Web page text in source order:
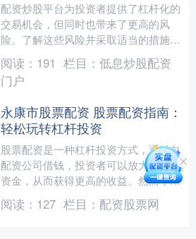
配资炒股平台为投资者提供了杠杆化的
交易机会，但同时也带来了更高的风
险。了解这些风险并采取适当的措施至
关重要。 配资炒股是指通过向配资公
司借钱来炒股。配资公司会根....
阅读： 191 栏目： 低息炒股配资
门户
永康市股票配资 股票配资指南：
轻松玩转杠杆投资
股票配资是一种杠杆投资方式，通过向
配资公司借钱，投资者可以放大自己的
资金，从而获得更高的收益。然而，配
资也存在一定的风险，因此投资者在参
与之前需要充分了解其运作....
阅读： 127 栏目： 配资股票网